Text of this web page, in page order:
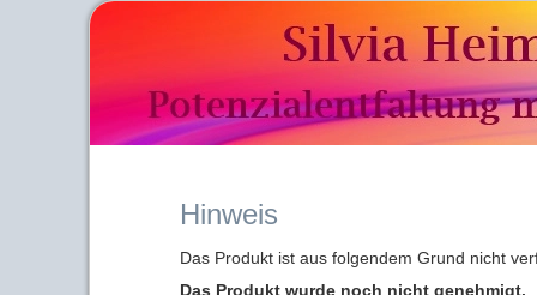
Hinweis
Das Produkt ist aus folgendem Grund nicht
Das Produkt wurde noch nicht genehmigt.